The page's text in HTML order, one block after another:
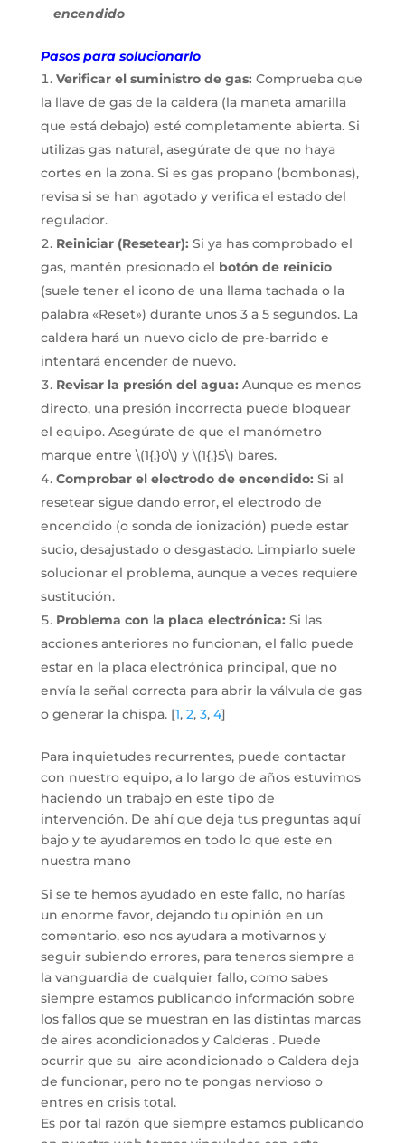
encendido
Pasos para solucionarlo
Verificar el suministro de gas: Comprueba que
la llave de gas de la caldera (la maneta amarilla
que está debajo) esté completamente abierta. Si
utilizas gas natural, asegúrate de que no haya
cortes en la zona. Si es gas propano (bombonas),
revisa si se han agotado y verifica el estado del
regulador.
Reiniciar (Resetear): Si ya has comprobado el
gas, mantén presionado el botón de reinicio
(suele tener el icono de una llama tachada o la
palabra «Reset») durante unos 3 a 5 segundos. La
caldera hará un nuevo ciclo de pre-barrido e
intentará encender de nuevo.
Revisar la presión del agua: Aunque es menos
directo, una presión incorrecta puede bloquear
el equipo. Asegúrate de que el manómetro
marque entre \(1{,}0\) y \(1{,}5\) bares.
Comprobar el electrodo de encendido: Si al
resetear sigue dando error, el electrodo de
encendido (o sonda de ionización) puede estar
sucio, desajustado o desgastado. Limpiarlo suele
solucionar el problema, aunque a veces requiere
sustitución.
Problema con la placa electrónica: Si las
acciones anteriores no funcionan, el fallo puede
estar en la placa electrónica principal, que no
envía la señal correcta para abrir la válvula de gas
o generar la chispa.[1, 2, 3, 4]
Para inquietudes recurrentes, puede contactar
con nuestro equipo, a lo largo de años estuvimos
haciendo un trabajo en este tipo de
intervención. De ahí que deja tus preguntas aquí
bajo y te ayudaremos en todo lo que este en
nuestra mano
Si se te hemos ayudado en este fallo, no harías
un enorme favor, dejando tu opinión en un
comentario, eso nos ayudara a motivarnos y
seguir subiendo errores, para teneros siempre a
la vanguardia de cualquier fallo, como sabes
siempre estamos publicando información sobre
los fallos que se muestran en las distintas marcas
de aires acondicionados y Calderas . Puede
ocurrir que su aire acondicionado o Caldera deja
de funcionar, pero no te pongas nervioso o
entres en crisis total.
Es por tal razón que siempre estamos publicando